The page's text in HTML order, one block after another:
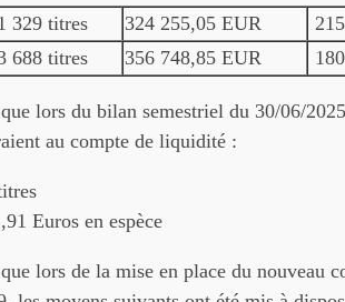
329 titres 324 255,05 EUR
688 titres 356 748,85 EUR
lors du bilan semestriel du 30/06/
au compte de liquidité :
Euros en espèce
lors de la mise en place du nouveau